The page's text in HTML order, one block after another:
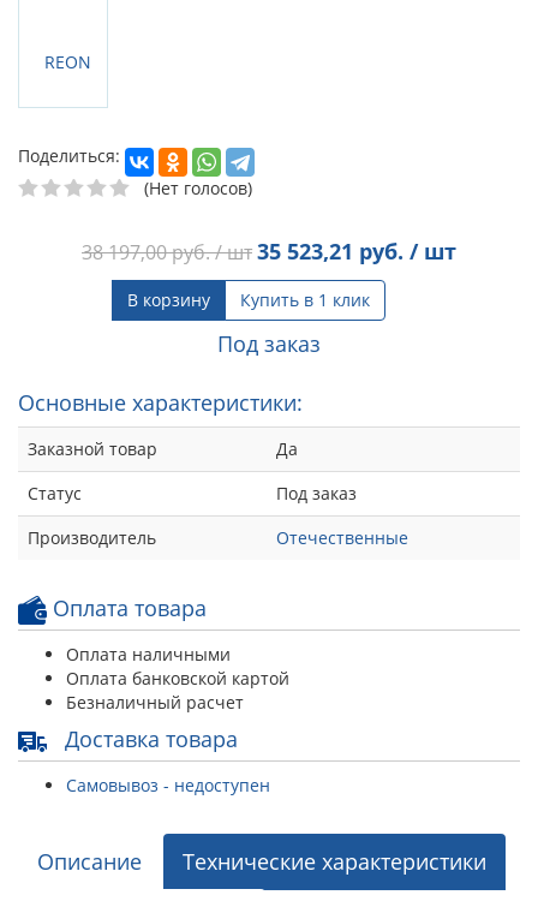
Поделиться:
(Нет голосов)
38 197,00руб. / шт35 523,21 руб. / шт
В корзину Купить в 1 клик
Под заказ
Основные характеристики:
Заказной товар
Да
Статус
Под заказ
Производитель
Отечественные
Оплата товара
Оплата наличными
Оплата банковской картой
Безналичный расчет
Доставка товара
Самовывоз - недоступен
Описание
Технические характеристики